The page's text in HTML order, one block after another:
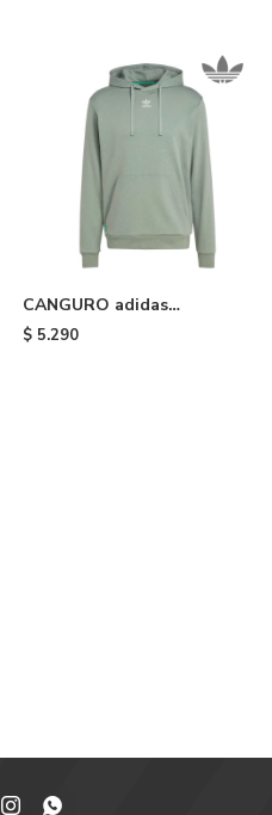
CANGURO adidas
ESSENTIALS - Silver Green
$ 5.290
 